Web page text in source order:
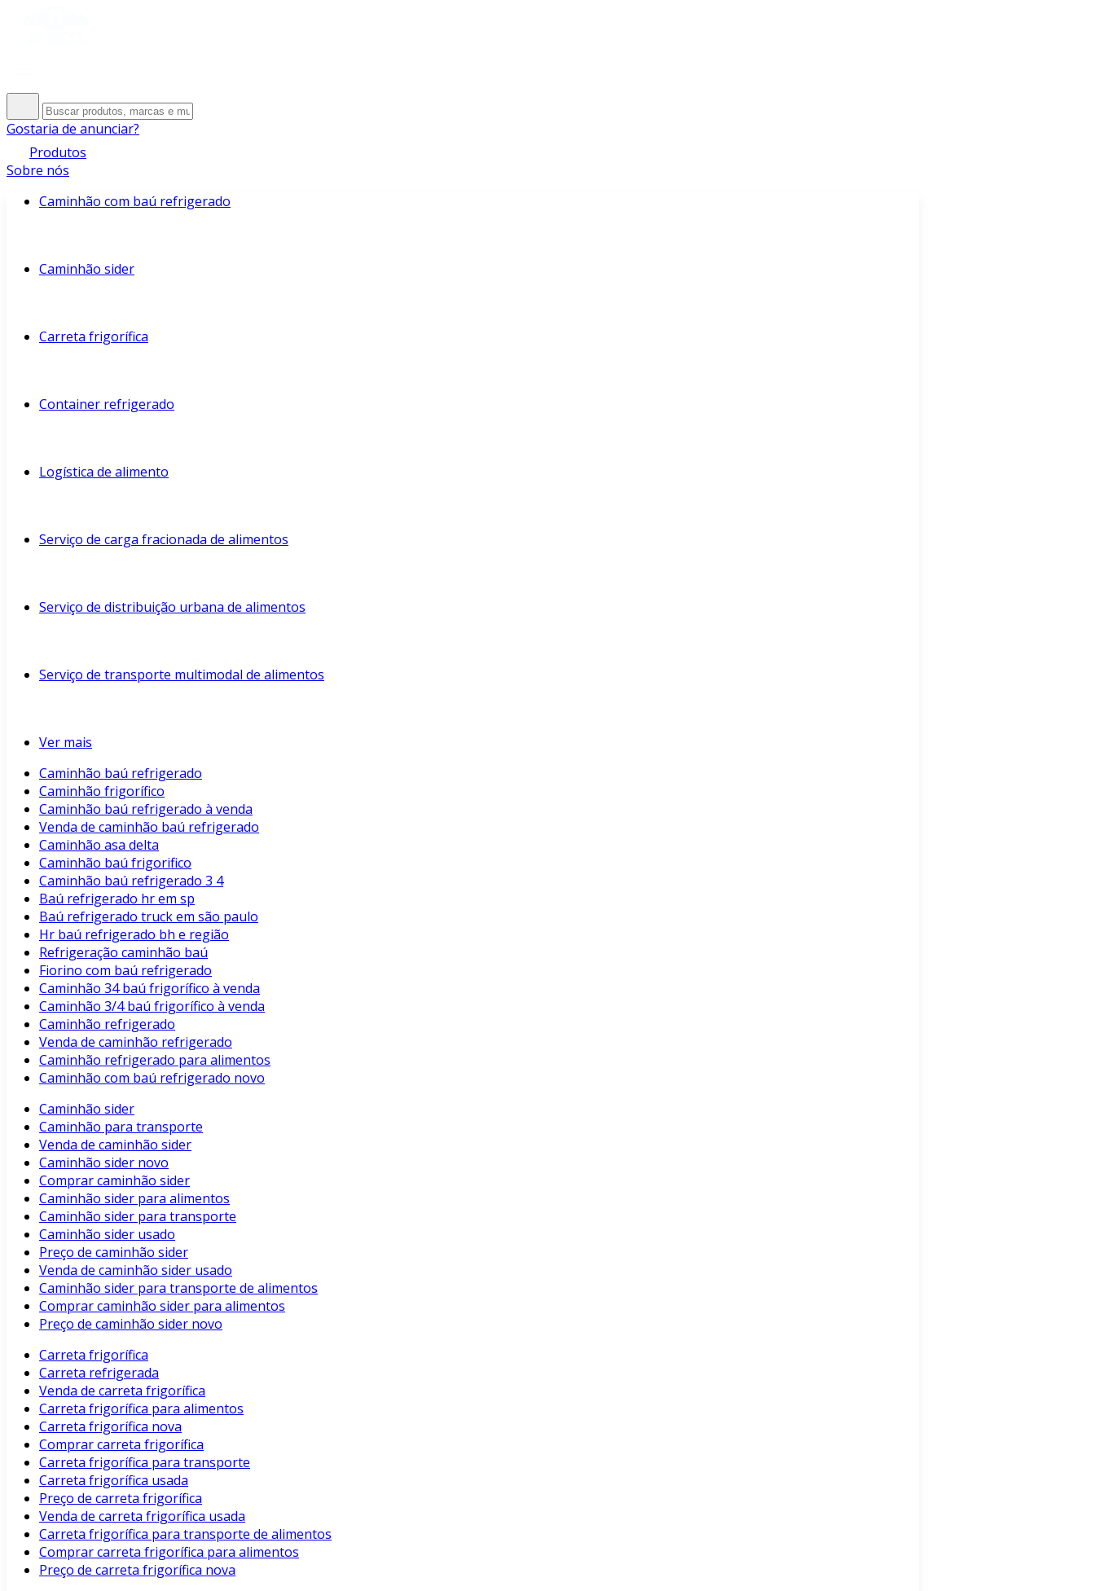
Gostaria de anunciar?
Produtos
Sobre nós
Caminhão com baú refrigerado
Caminhão sider
Carreta frigorífica
Container refrigerado
Logística de alimento
Serviço de carga fracionada de alimentos
Serviço de distribuição urbana de alimentos
Serviço de transporte multimodal de alimentos
Ver mais
Caminhão baú refrigerado
Caminhão frigorífico
Caminhão baú refrigerado à venda
Venda de caminhão baú refrigerado
Caminhão asa delta
Caminhão baú frigorifico
Caminhão baú refrigerado 3 4
Baú refrigerado hr em sp
Baú refrigerado truck em são paulo
Hr baú refrigerado bh e região
Refrigeração caminhão baú
Fiorino com baú refrigerado
Caminhão 34 baú frigorífico à venda
Caminhão 3/4 baú frigorífico à venda
Caminhão refrigerado
Venda de caminhão refrigerado
Caminhão refrigerado para alimentos
Caminhão com baú refrigerado novo
Caminhão sider
Caminhão para transporte
Venda de caminhão sider
Caminhão sider novo
Comprar caminhão sider
Caminhão sider para alimentos
Caminhão sider para transporte
Caminhão sider usado
Preço de caminhão sider
Venda de caminhão sider usado
Caminhão sider para transporte de alimentos
Comprar caminhão sider para alimentos
Preço de caminhão sider novo
Carreta frigorífica
Carreta refrigerada
Venda de carreta frigorífica
Carreta frigorífica para alimentos
Carreta frigorífica nova
Comprar carreta frigorífica
Carreta frigorífica para transporte
Carreta frigorífica usada
Preço de carreta frigorífica
Venda de carreta frigorífica usada
Carreta frigorífica para transporte de alimentos
Comprar carreta frigorífica para alimentos
Preço de carreta frigorífica nova